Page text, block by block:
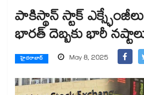
పాకిస్థాన్ స్టాక్
భారత్ దెబ్బకు భారీ
హైదరాబాద్ May 8, 2025